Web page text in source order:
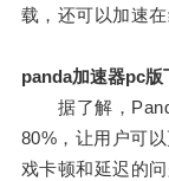
载，还可以加速
panda加速器pc版
据了解，
80%，让用户可
戏卡顿和延迟的问